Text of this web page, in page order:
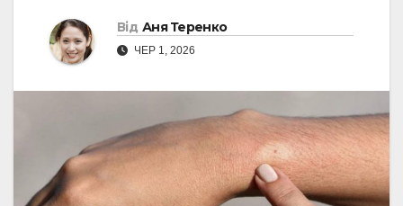
Від Аня Теренко
ЧЕР 1, 2026